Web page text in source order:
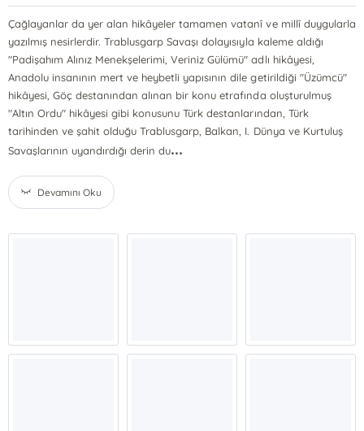
Çağlayanlar da yer alan hikâyeler tamamen vatanî ve millî duygularla
yazılmış nesirlerdir. Trablusgarp Savaşı dolayısıyla kaleme aldığı
"Padişahım Alınız Menekşelerimi, Veriniz Gülümü" adlı hikâyesi,
Anadolu insanının mert ve heybetli yapısının dile getirildiği "Üzümcü"
hikâyesi, Göç destanından alınan bir konu etrafında oluşturulmuş
"Altın Ordu" hikâyesi gibi konusunu Türk destanlarından, Türk
tarihinden ve şahit olduğu Trablusgarp, Balkan, I. Dünya ve Kurtuluş
Savaşlarının uyandırdığı derin du...
Devamını Oku